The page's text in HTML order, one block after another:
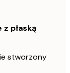
płaską
stworzony